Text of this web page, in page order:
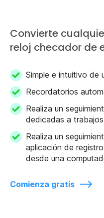
Convierte
reloj checador de
Simple e intuitivo de
Recordatorios
Realiza un
dedicadas a
Realiza un
aplicación de
desde una
Comienza gratis